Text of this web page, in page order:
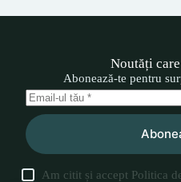
Noutăți
Abonează-te pentru
Am citit și accept Politica